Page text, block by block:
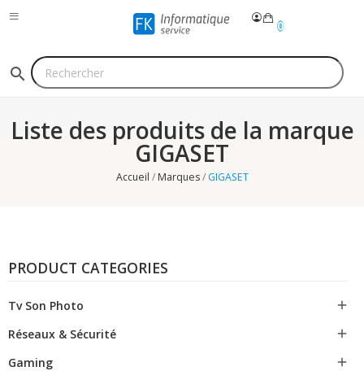
0
search
Liste des produits de la marque
GIGASET
Accueil Marques GIGASET
PRODUCT CATEGORIES
Tv Son Photo 
Réseaux & Sécurité 
Gaming 